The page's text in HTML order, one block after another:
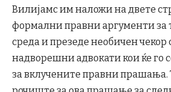
Вилијамс им наложи на двете
формални правни аргументи за
среда и презеде необичен чекор
надворешни адвокати кои ќе го
за вклучените правни прашања.